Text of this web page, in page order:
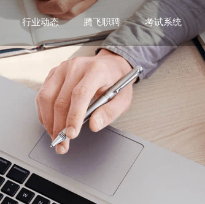
行业动态 腾飞职聘 考试系统